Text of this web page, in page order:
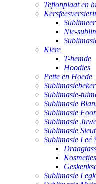
Teflonplaat en
Nie-
Klere
T-hemde
Hoodies
Pette en Hoede
Sublimasie-
Sublimasie
Sublimasie
Sublimasie
Sublimasie
Sublimasie Leë
Sublimasie